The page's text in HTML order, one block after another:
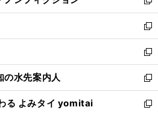
開
く
ウ
で
開
く
ン
ド
ウ
で
開
く
新
し
い
ウ
ィ
ン
ド
ウ
で
新
し
い
ウ
ィ
ン
ド
新
し
い
ウ
ィ
の水先案内人
新
し
い
る よみタイ yomitai
新